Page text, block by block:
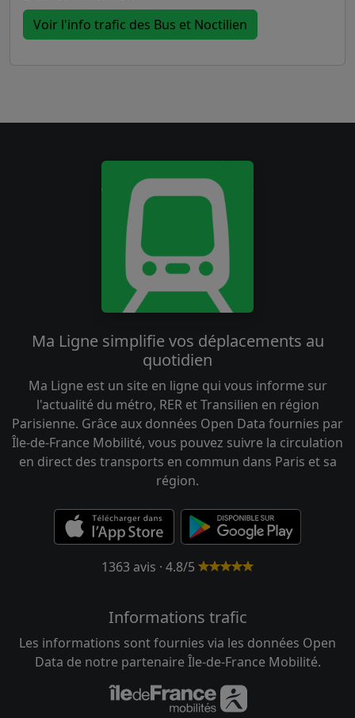
Voir l'info trafic des Bus et Noctilien
Ma Ligne simplifie vos déplacements au
quotidien
Ma Ligne est un site en ligne qui vous informe sur
l'actualité du métro, RER et Transilien en région
Parisienne. Grâce aux données Open Data fournies par
Île-de-France Mobilité, vous pouvez suivre la circulation
en direct des transports en commun dans Paris et sa
région.
1363 avis · 4.8/5
Informations trafic
Les informations sont fournies via les données Open
Data de notre partenaire Île-de-France Mobilité.